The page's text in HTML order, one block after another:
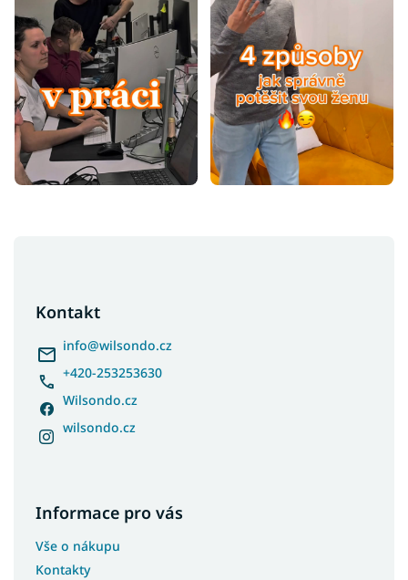
Kontakt
info@wilsondo.cz
+420-253253630
Wilsondo.cz
wilsondo.cz
Informace pro vás
Vše o nákupu
Kontakty